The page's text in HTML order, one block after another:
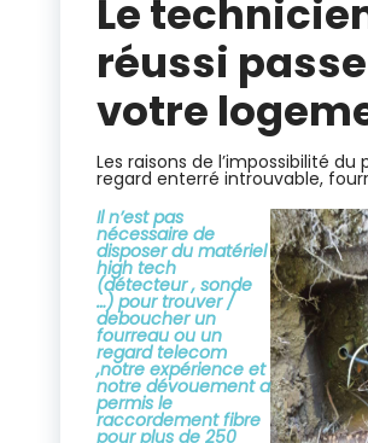
Le
réussi
votre
Les raisons de l’impossibilité
regard enterré introuvable,
Il n’est pas
nécessaire de
disposer du matériel
high tech
(détecteur , sonde
…) pour trouver /
deboucher un
fourreau ou un
regard telecom
,notre expérience et
notre dévouement a
permis le
raccordement fibre
pour plus de 250